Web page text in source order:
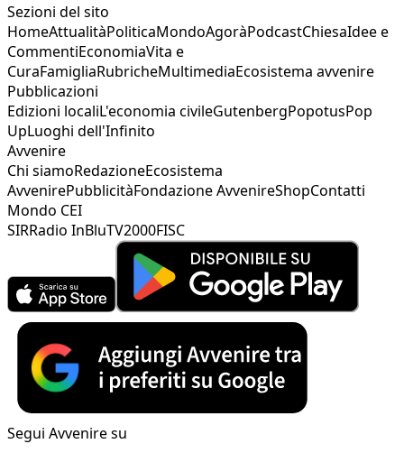
Sezioni del sito
HomeAttualitàPoliticaMondoAgoràPodcastChiesaIdee e
CommentiEconomiaVita e
CuraFamigliaRubricheMultimediaEcosistema avvenire
Pubblicazioni
Edizioni localiL'economia civileGutenbergPopotusPop
UpLuoghi dell'Infinito
Avvenire
Chi siamoRedazioneEcosistema
AvvenirePubblicitàFondazione AvvenireShopContatti
Mondo CEI
SIRRadio InBluTV2000FISC
Segui Avvenire su